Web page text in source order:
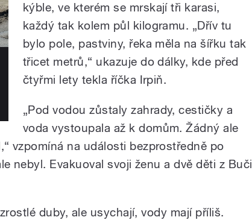
kýble, ve kterém se mrskají tři karasi,
každý tak kolem půl kilogramu. „Dřív tu
bylo pole, pastviny, řeka měla na šířku tak
třicet metrů,“ ukazuje do dálky, kde před
čtyřmi lety tekla říčka Irpiň.
„Pod vodou zůstaly zahrady, cestičky a
voda vystoupala až k domům. Žádný ale
vzpomíná na události bezprostředně po
nebyl. Evakuoval svoji ženu a dvě děti z Buči
duby, ale usychají, vody mají příliš.